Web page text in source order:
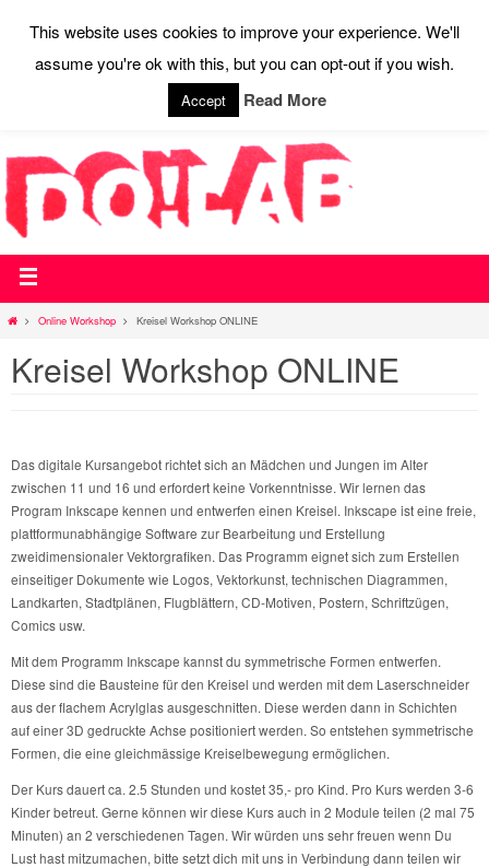
STARTSEITE WEBSHOP WIR SAGEN DO!
AKTUELLES
CONTACT PRESSE
Online Workshop Kreisel Workshop ONLINE
Kreisel Workshop ONLINE
Das digitale Kursangebot richtet sich an Mädchen und Jungen im Alter
zwischen 11 und 16 und erfordert keine Vorkenntnisse. Wir lernen das
Program Inkscape kennen und entwerfen einen Kreisel. Inkscape ist eine freie,
plattformunabhängige Software zur Bearbeitung und Erstellung
zweidimensionaler Vektorgrafiken. Das Programm eignet sich zum Erstellen
einseitiger Dokumente wie Logos, Vektorkunst, technischen Diagrammen,
Landkarten, Stadtplänen, Flugblättern, CD-Motiven, Postern, Schriftzügen,
Comics usw.
Mit dem Programm Inkscape kannst du symmetrische Formen entwerfen.
Diese sind die Bausteine für den Kreisel und werden mit dem Laserschneider
aus der flachem Acrylglas ausgeschnitten. Diese werden dann in Schichten
auf einer 3D gedruckte Achse positioniert werden. So entstehen symmetrische
Formen, die eine gleichmässige Kreiselbewegung ermöglichen.
Der Kurs dauert ca. 2.5 Stunden und kostet 35,- pro Kind. Pro Kurs werden 3-6
Kinder betreut. Gerne können wir diese Kurs auch in 2 Module teilen (2 mal 75
Minuten) an 2 verschiedenen Tagen. Wir würden uns sehr freuen wenn Du
Lust hast mitzumachen, bitte setzt dich mit uns in Verbindung dann teilen wir
This website uses cookies to improve your experience. We'll
assume you're ok with this, but you can opt-out if you wish.
Accept Read More